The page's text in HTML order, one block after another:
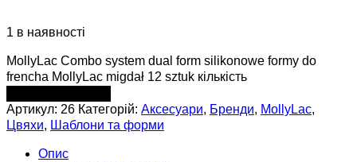
1 в наявності
MollyLac Combo system dual form silikonowe formy do
frencha MollyLac migdał 12 sztuk кількість
Артикул: 26 Категорій: Аксесуари, Бренди, MollyLac,
Цвяхи, Шаблони та форми
Опис